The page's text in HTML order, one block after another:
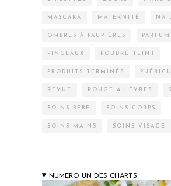
MASCARA MATERNITÉ
OMBRES À PAUPIÈRES
PINCEAUX POUDRE TEINT
PRODUITS TERMINÉS
REVUE ROUGE À LÈVRES
SOINS BÉBÉ SOINS CORPS
SOINS MAINS SOINS VISAGE
NUMERO UN DES CHARTS